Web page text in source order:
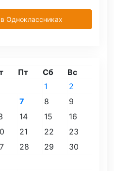
Одноклассниках
Пт Сб Вс
1
2
7 8
9
14 15
16
21 22
23
28 29
30